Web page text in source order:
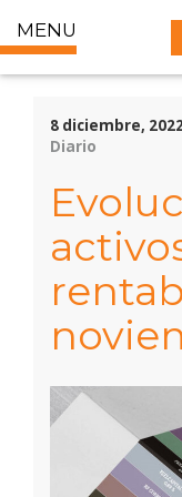
MENU
8 diciembre,
Diario